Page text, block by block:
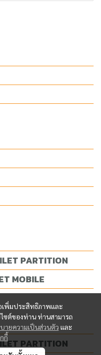
เพิ่มประสิทธิภาพและ
ซต์ของท่าน ท่านสามารถ
ายความเป็นส่วนตัว และ
กี้
PARTITION
MOBILE
PARTITION